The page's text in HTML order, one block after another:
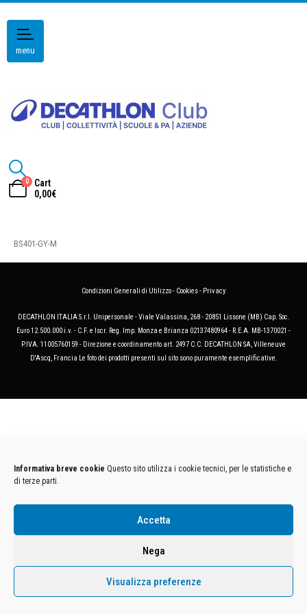
Informativa breve cookie Questo sito utilizza i cookie tecnici, per le statistiche e
di terze parti.
Accetta
Nega
Visualizza preferenze
menu
0
Cart
0,00€
BS401-GY-M
Condizioni Generali di Utilizzo- Cookies- Privacy
DECATHLON ITALIA S.r.l. Unipersonale - Viale Valassina, 268 - 20851 Lissone (MB) Cap. Soc.
Euro 12.500.000 i.v. - C.F. e Iscr. Reg. Imp. Monza e Brianza 02137480964 - R.E.A. MB-1370021 -
P.IVA. 11005760159 - Direzione e coordinamento art. 2497 C.C. DECATHLON SA, Villeneuve
D'Ascq, Francia Le foto dei prodotti presenti sul sito sono puramente esemplificative.